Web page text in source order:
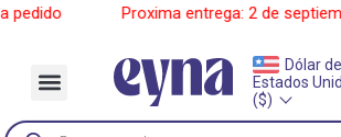
Ir
______ Proxima entrega: 2 de
Menu
Dólar
Estados
($)
Búsqueda